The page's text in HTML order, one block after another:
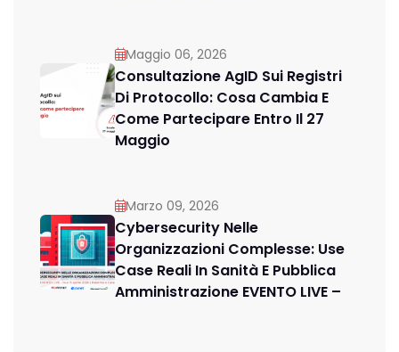
Maggio 06, 2026
Consultazione AgID Sui Registri
Di Protocollo: Cosa Cambia E
Come Partecipare Entro Il 27
Maggio
Marzo 09, 2026
Cybersecurity Nelle
Organizzazioni Complesse: Use
Case Reali In Sanità E Pubblica
Amministrazione EVENTO LIVE –